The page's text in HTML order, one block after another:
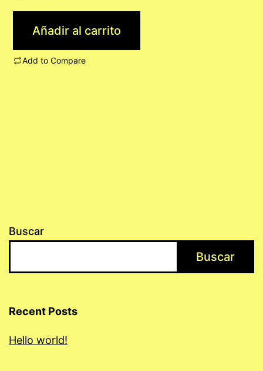
Añadir al carrito
Add to Compare
Buscar
Buscar
Recent Posts
Hello world!